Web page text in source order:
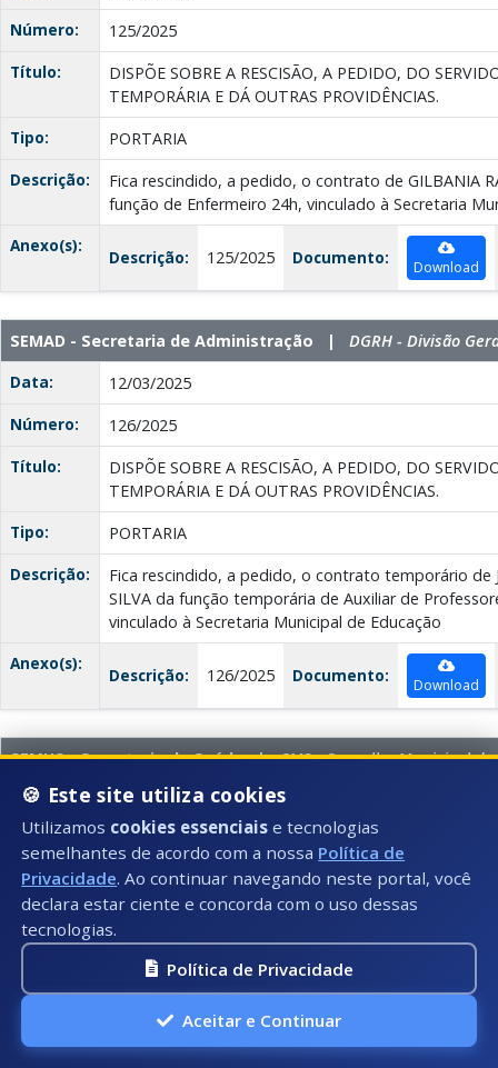
Número:
125/2025
Título:
DISPÕE SOBRE A RESCISÃO, A PEDIDO, DO
TEMPORÁRIA E DÁ OUTRAS PROVIDÊNCIAS.
Tipo:
PORTARIA
Descrição:
Fica rescindido, a pedido, o contrato de GILBANIA
função de Enfermeiro 24h, vinculado à Secretaria
Anexo(s):
Descrição: 125/2025 Documento: Download
SEMAD - Secretaria de Administração | DGRH - Divisão
Data:
12/03/2025
Número:
126/2025
Título:
DISPÕE SOBRE A RESCISÃO, A PEDIDO, DO
TEMPORÁRIA E DÁ OUTRAS PROVIDÊNCIAS.
Tipo:
PORTARIA
Descrição:
Fica rescindido, a pedido, o contrato temporário de
SILVA da função temporária de Auxiliar de
vinculado à Secretaria Municipal de Educação
Anexo(s):
Descrição: 126/2025 Documento: Download
SEMUS - Secretaria de Saúde |CMS - Conselho Municipal de
Data:
12/03/2025
Número:
005/2025
Título:
APROVA OS MEMBROS PARA COMPOSIÇÃO DA
AMPLIADA
Tipo:
RESOLUÇÃO 2025
Descrição:
APROVA OS MEMBROS PARA COMPOSIÇÃO DA
AMPLIADA, ETAPA MUNICIPAL DA 5º
TRABALHADOR E DA TRABALHADORA, QUE SERÁ
🍪 Este site utiliza cookies
Utilizamos cookies essenciais e tecnologias
semelhantes de acordo com a nossa Política de
Privacidade. Ao continuar navegando neste portal, você
declara estar ciente e concorda com o uso dessas
tecnologias.
Política de Privacidade
Aceitar e Continuar